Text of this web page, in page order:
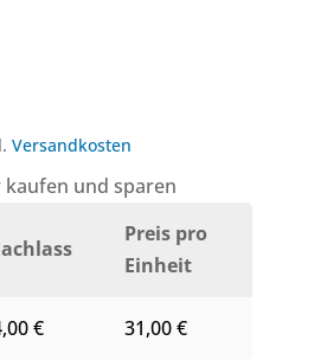
Versandkosten
und sparen
Preis pro
Einheit
€ 31,00€